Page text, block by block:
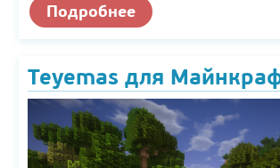
Подробнее
Teyemas для